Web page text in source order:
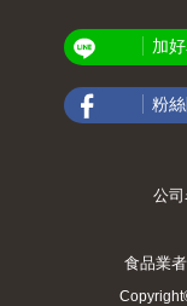
加
粉
公
食品業